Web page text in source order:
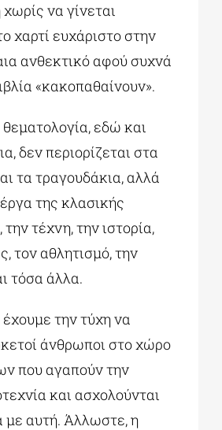
να γίνεται
χαρτί ευχάριστο στην
ανθεκτικό αφού συχνά
«κακοπαθαίνουν».
εδώ και
δεν περιορίζεται στα
τα τραγουδάκια, αλλά
της κλασικής
τέχνη, την ιστορία,
τον αθλητισμό, την
τόσα άλλα.
την τύχη να
άνθρωποι στο χώρο
που αγαπούν την
και ασχολούνται
με αυτή. Άλλωστε, η